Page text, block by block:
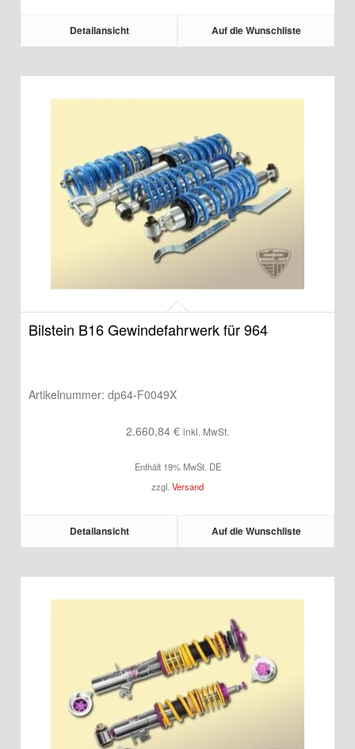
Detailansicht Auf die Wunschliste
Bilstein B16 Gewindefahrwerk für 964
Artikelnummer: dp64-F0049X
2.660,84 € inkl. MwSt.
Enthält 19% MwSt. DE
zzgl. Versand
Detailansicht Auf die Wunschliste